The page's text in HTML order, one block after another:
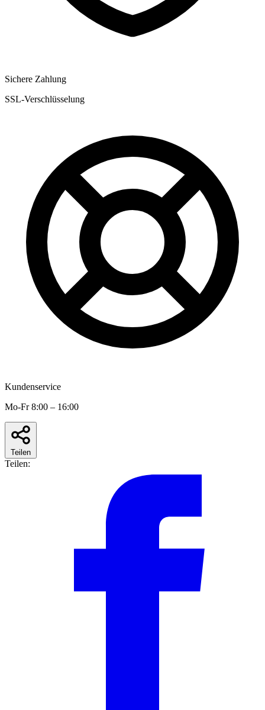
Sichere Zahlung
SSL-Verschlüsselung
Kundenservice
Mo-Fr 8:00 – 16:00
Teilen
Teilen: